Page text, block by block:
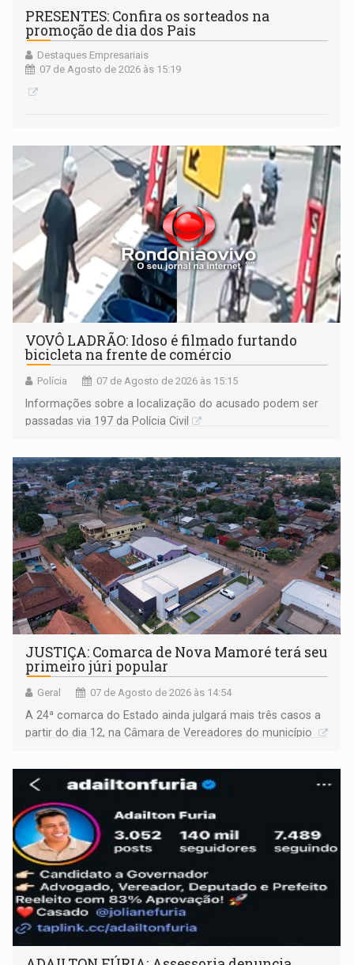
PRESENTES: Confira os sorteados na
promoção de dia dos Pais
Destaques Empresariais
07 de Agosto de 2026 às 15:19
VOVÔ LADRÃO: Idoso é filmado furtando
bicicleta na frente de comércio
Polícia 07 de Agosto de 2026 às 15:15
Informações sobre a localização do acusado podem ser
passadas via 197 da Polícia Civil
JUSTIÇA: Comarca de Nova Mamoré terá seu
primeiro júri popular
Geral 07 de Agosto de 2026 às 14:54
A 24ª comarca do Estado ainda julgará mais três casos a
partir do dia 12, na Câmara de Vereadores do município